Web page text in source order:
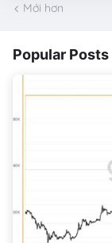
Mới hơn
Popular Posts